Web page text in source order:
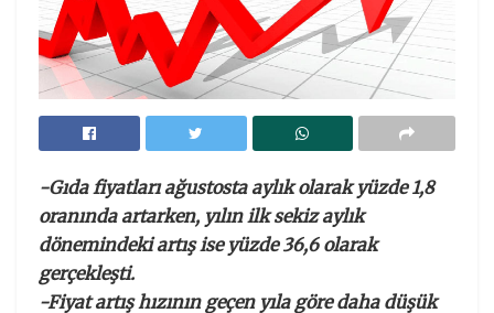
-Gıda fiyatları ağustosta aylık olarak yüzde 1,8
oranında artarken, yılın ilk sekiz aylık
dönemindeki artış ise yüzde 36,6 olarak
gerçekleşti.
-Fiyat artış hızının geçen yıla göre daha düşük